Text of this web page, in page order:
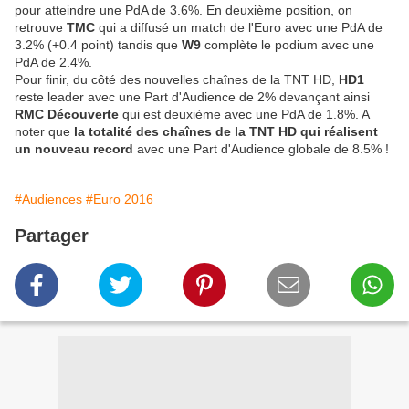
pour atteindre une PdA de 3.6%. En deuxième position, on
retrouve TMC qui a diffusé un match de l'Euro avec une PdA de
3.2% (+0.4 point) tandis que W9 complète le podium avec une
PdA de 2.4%.
Pour finir, du côté des nouvelles chaînes de la TNT HD, HD1
reste leader avec une Part d'Audience de 2% devançant ainsi
RMC Découverte qui est deuxième avec une PdA de 1.8%. A
noter que la totalité des chaînes de la TNT HD qui réalisent
un nouveau record avec une Part d'Audience globale de 8.5% !
#Audiences #Euro 2016
Partager